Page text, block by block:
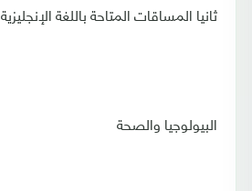
ثانيا المساقات المتاحة باللغة الإنجليزية
البيولوجيا والصحة